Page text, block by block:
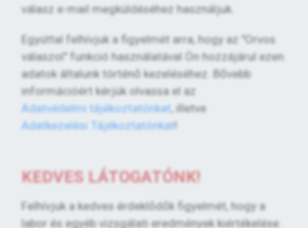
válasz e-mail megküldéséhez használjuk.
Egyúttal felhívjuk a figyelmét arra, hogy az "Orvos
válaszol" funkció használatával Ön hozzájárul ezen
adatok általunk történő kezeléséhez. Bővebb
információért kérjük olvassa el az
Adatvédelmi tájékoztatónkat, illetve
Adatkezelési Tájékoztatónkat!
KEDVES LÁTOGATÓNK!
Felhívjuk a kedves érdeklődők figyelmét, hogy a
labor és egyéb vizsgálati eredmények kiértékelése